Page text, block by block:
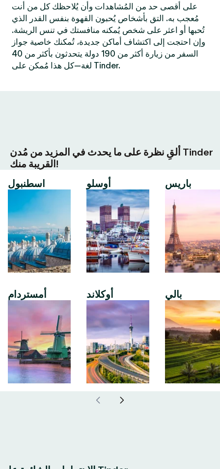
على أقصى حد من المُشاهدات وأن يُلاحظك كل من أنت
مُعجب به. التق بأشخاص يُحبون القهوة بنفس القدر الذي
تُحبها أو اعثر على شخص يُمكنه منافستك في تنس الريشة.
وإن احتجت إلى اكتشاف أماكن جديدة، تُمكنك خاصية جواز
السفر من زيارة أكثر من 190 دولة يتحدثون بأكثر من 40
لغة—كل هذا مُمكن على Tinder.
ألقِ نظرة على ما يحدث في المزيد من مُدن Tinder
القريبة منك!
اسطنبول
أمستردام
أوسلو
أوكلاند
باريس
بالي